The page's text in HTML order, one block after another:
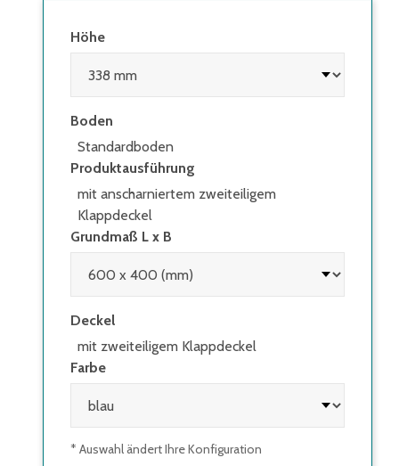
Höhe
Boden
Standardboden
Produktausführung
mit anscharniertem zweiteiligem
Klappdeckel
Grundmaß L x B
Deckel
mit zweiteiligem Klappdeckel
Farbe
* Auswahl ändert Ihre Konfiguration